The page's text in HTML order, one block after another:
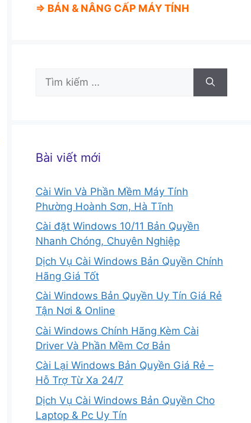
⇒ BÁN & NÂNG CẤP MÁY TÍNH
Tìm
kiếm
Bài viết mới
Cài Win Và Phần Mềm Máy Tính
Phường Hoành Sơn, Hà Tĩnh
Cài đặt Windows 10/11 Bản Quyền
Nhanh Chóng, Chuyên Nghiệp
Dịch Vụ Cài Windows Bản Quyền Chính
Hãng Giá Tốt
Cài Windows Bản Quyền Uy Tín Giá Rẻ
Tận Nơi & Online
Cài Windows Chính Hãng Kèm Cài
Driver Và Phần Mềm Cơ Bản
Cài Lại Windows Bản Quyền Giá Rẻ –
Hỗ Trợ Từ Xa 24/7
Dịch Vụ Cài Windows Bản Quyền Cho
Laptop & Pc Uy Tín